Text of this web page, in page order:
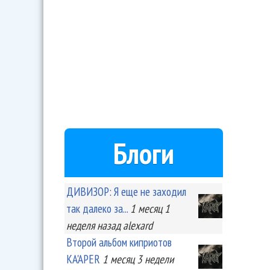
Блоги
ДИВИЗОР: Я еще не заходил
так далеко за... 1 месяц 1
неделяназад alexard
Второй альбом киприотов
KA'APER 1 месяц 3 недели